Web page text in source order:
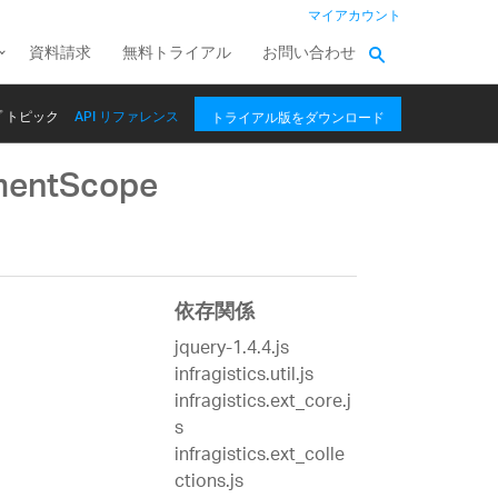
マイアカウント
資料請求 無料トライアル お問い合わせ
ピック API リファレンス トライアル版をダウンロード
依存関係
jquery-1.4.4.js
infragistics.util.js
infragistics.ext_core.j
s
infragistics.ext_colle
ctions.js